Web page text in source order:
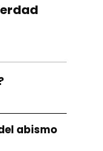
abismo